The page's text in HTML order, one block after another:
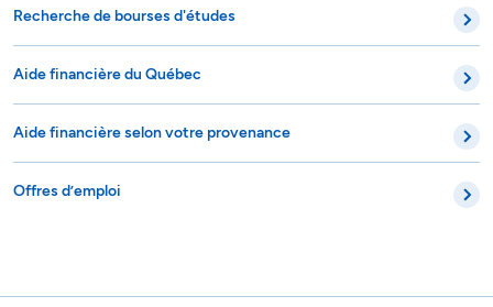
Recherche de bourses d'études
Aide financière du Québec
Aide financière selon votre provenance
Offres d’emploi